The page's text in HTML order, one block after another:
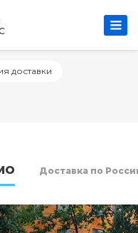
доставки
Доставка по